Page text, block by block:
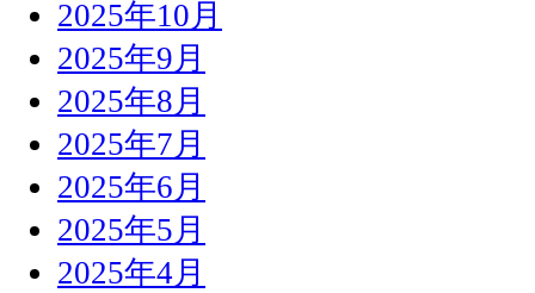
2025年10月
2025年9月
2025年8月
2025年7月
2025年6月
2025年5月
2025年4月